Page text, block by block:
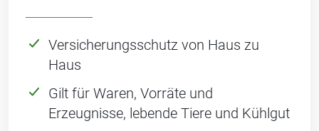
Versicherungsschutz von Haus zu
Haus
Gilt für Waren, Vorräte und
Erzeugnisse, lebende Tiere und Kühlgut